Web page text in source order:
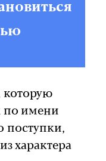
которую
по имени
поступки,
характера